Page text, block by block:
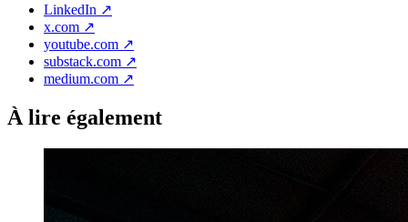
LinkedIn ↗
x.com ↗
youtube.com ↗
substack.com ↗
medium.com ↗
À lire également